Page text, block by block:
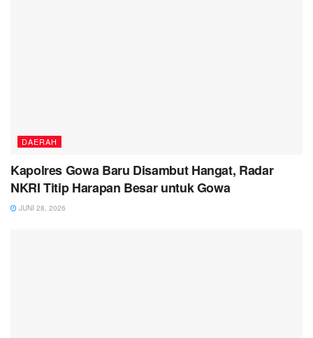
DAERAH
Kapolres Gowa Baru Disambut Hangat, Radar
NKRI Titip Harapan Besar untuk Gowa
JUNI 28, 2026